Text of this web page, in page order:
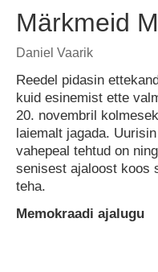
Märkmeid
Daniel Vaarik
Reedel pidasin
kuid esinemist ette
20. novembril
laiemalt jagada.
vahepeal tehtud on
senisest ajaloost koos
teha.
Memokraadi ajalugu